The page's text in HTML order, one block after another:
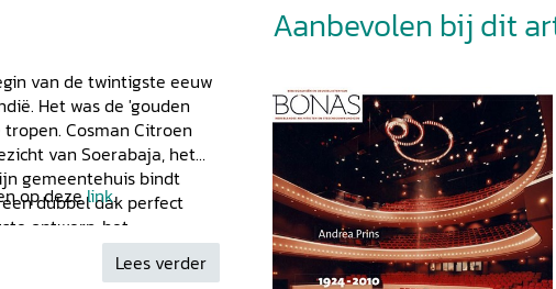
van de twintigste eeuw
Het was de 'gouden
Cosman Citroen
van Soerabaja, het
gemeentehuis bindt
dubbel dak perfect
ontwerp, het
van moderniteit:
met brede
op dezelink.
Lees verder
Aanbevolen bij dit